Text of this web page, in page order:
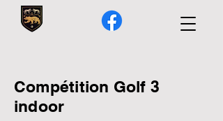
Compétition Golf 3
indoor